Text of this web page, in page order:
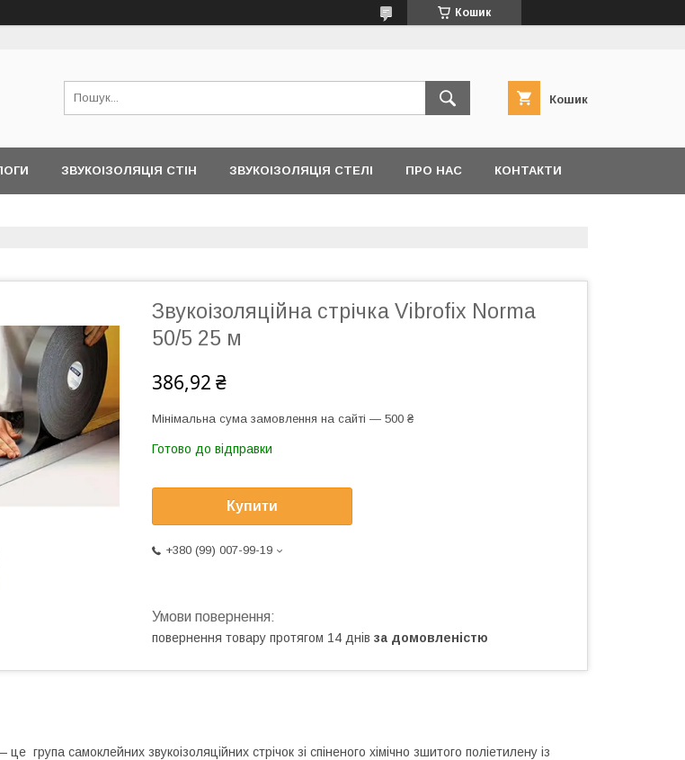
Кошик
Кошик
ЗВУКОІЗОЛЯЦІЯ СТІН ЗВУКОІЗОЛЯЦІЯ СТЕЛІ ПРО НАС КОНТАКТИ
Звукоізоляційна стрічка Vibrofix Norma
50/5 25 м
386,92 ₴
Мінімальна сума замовлення на сайті — 500 ₴
Готово до відправки
Купити
+380 (99) 007-99-19
повернення товару протягом 14 днів за домовленістю
група самоклейних звукоізоляційних стрічок зі спіненого хімічно зшитого поліетилену із